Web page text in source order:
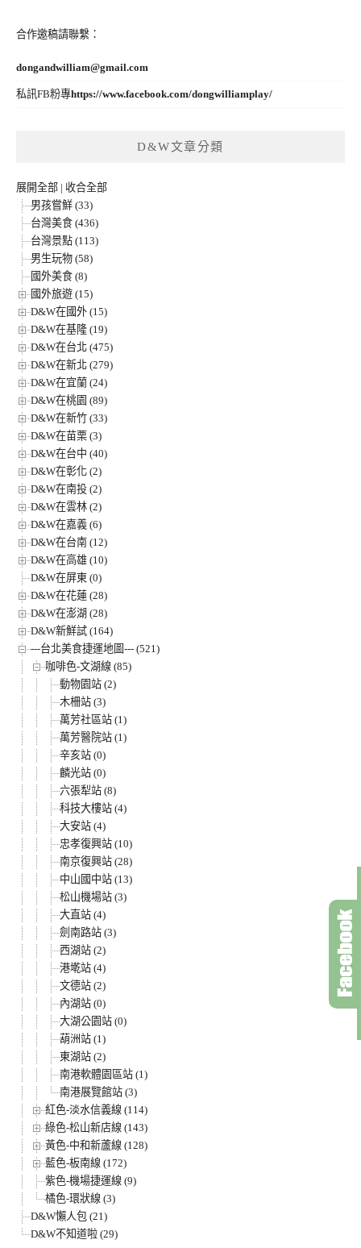
合作邀稿請聯繫：
dongandwilliam@gmail.com
私訊FB粉專https://www.facebook.com/dongwilliamplay/
D&W文章分類
展開全部 | 收合全部
男孩嘗鮮 (33)
台灣美食 (436)
台灣景點 (113)
男生玩物 (58)
國外美食 (8)
國外旅遊 (15)
D&W在國外 (15)
D&W在基隆 (19)
D&W在台北 (475)
D&W在新北 (279)
D&W在宜蘭 (24)
D&W在桃園 (89)
D&W在新竹 (33)
D&W在苗栗 (3)
D&W在台中 (40)
D&W在彰化 (2)
D&W在南投 (2)
D&W在雲林 (2)
D&W在嘉義 (6)
D&W在台南 (12)
D&W在高雄 (10)
D&W在屏東 (0)
D&W在花蓮 (28)
D&W在澎湖 (28)
D&W新鮮試 (164)
---台北美食捷運地圖--- (521)
咖啡色-文湖線 (85)
動物園站 (2)
木柵站 (3)
萬芳社區站 (1)
萬芳醫院站 (1)
辛亥站 (0)
麟光站 (0)
六張犁站 (8)
科技大樓站 (4)
大安站 (4)
忠孝復興站 (10)
南京復興站 (28)
中山國中站 (13)
松山機場站 (3)
大直站 (4)
劍南路站 (3)
西湖站 (2)
港墘站 (4)
文德站 (2)
內湖站 (0)
大湖公園站 (0)
葫洲站 (1)
東湖站 (2)
南港軟體園區站 (1)
南港展覽館站 (3)
紅色-淡水信義線 (114)
綠色-松山新店線 (143)
黃色-中和新蘆線 (128)
藍色-板南線 (172)
紫色-機場捷運線 (9)
橘色-環狀線 (3)
D&W懶人包 (21)
D&W不知道啦 (29)